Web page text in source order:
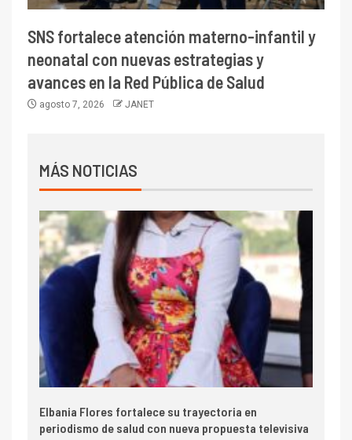
SNS fortalece atención materno-infantil y
neonatal con nuevas estrategias y
avances en la Red Pública de Salud
agosto 7, 2026 JANET
MÁS NOTICIAS
Elbania Flores fortalece su trayectoria en
periodismo de salud con nueva propuesta televisiva